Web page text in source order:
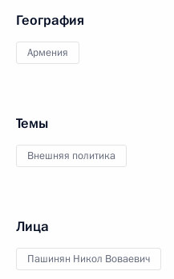
География
Армения
Темы
Внешняя политика
Лица
Пашинян Никол Воваевич